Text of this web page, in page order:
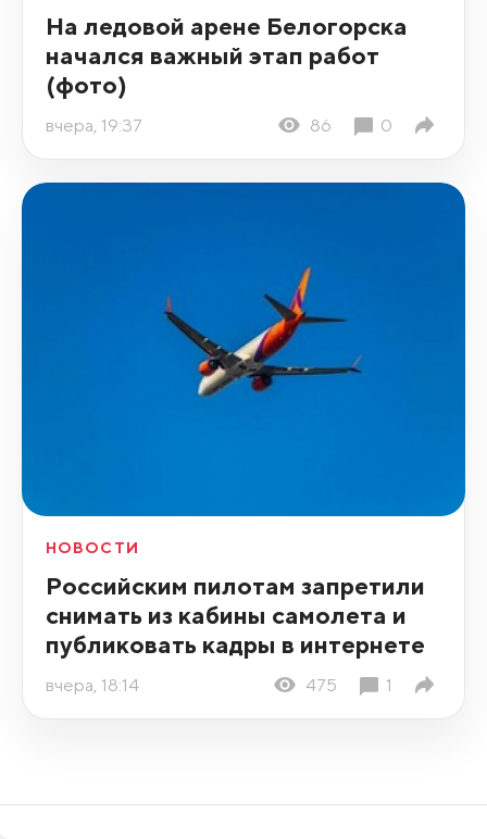
На ледовой арене Белогорска
начался важный этап работ
(фото)
вчера, 19:37 86 0
НОВОСТИ
Российским пилотам запретили
снимать из кабины самолета и
публиковать кадры в интернете
вчера, 18:14 475 1